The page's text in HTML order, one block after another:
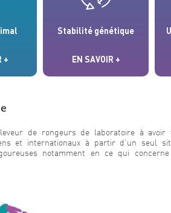
+
Stabilité génétique
EN SAVOIR +
de rongeurs de laboratoire à
et internationaux à partir d’un seul
notamment en ce qui